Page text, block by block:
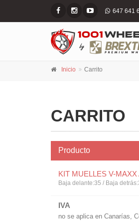
647 641
Inicio Carrito
CARRITO
Producto
KIT MUELLES V-MAXX
Baja delante:35 / Baja
IVA
no se aplica en Canarías,